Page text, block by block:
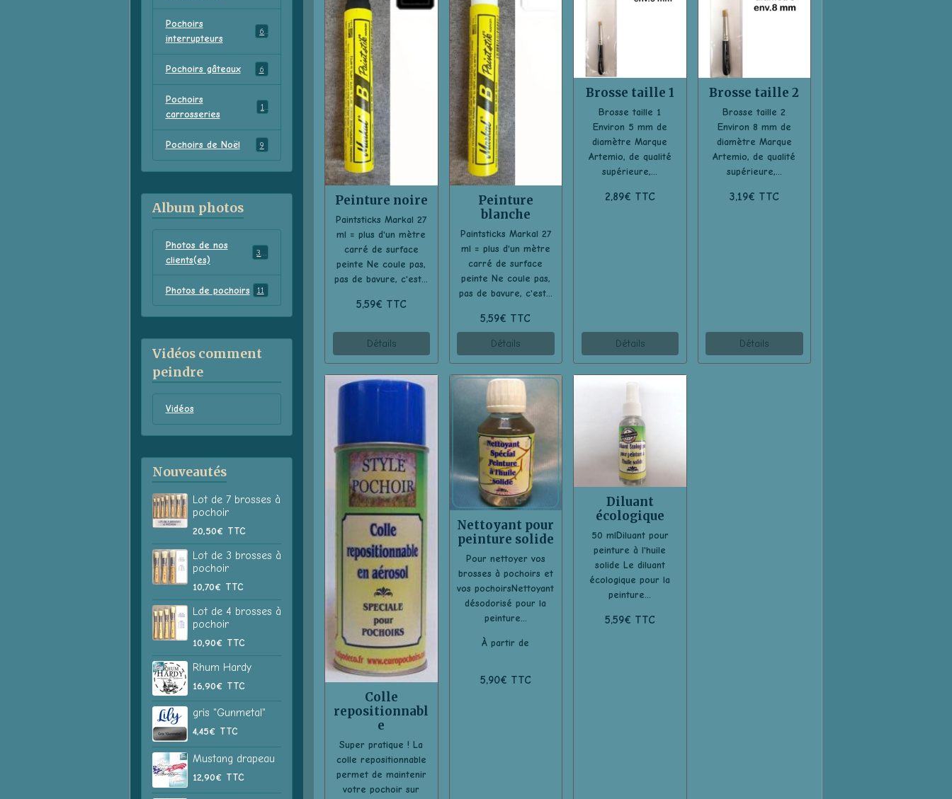
Peinture noire
Paintsticks Markal 27
ml = plus d'un mètre
carré de surface
peinte Ne coule pas,
pas de bavure, c'est...
5,59€ TTC
Détails
Peinture
blanche
Paintsticks Markal 27
ml = plus d'un mètre
carré de surface
peinte Ne coule pas,
pas de bavure, c'est...
5,59€ TTC
Détails
Brosse taille 1
Brosse taille 1
Environ 5 mm de
diamètre Marque
Artemio, de qualité
supérieure,...
2,89€ TTC
Détails
Brosse taille 2
Brosse taille 2
Environ 8 mm de
diamètre Marque
Artemio, de qualité
supérieure,...
3,19€ TTC
Détails
Colle
repositionnabl
e
Super pratique ! La
colle repositionnable
permet de maintenir
votre pochoir sur
Nettoyant pour
peinture solide
Pour nettoyer vos
brosses à pochoirs et
vos pochoirsNettoyant
désodorisé pour la
peinture...
À partir de
5,90€ TTC
Diluant
écologique
50 mlDiluant pour
peinture à l'huile
solide Le diluant
écologique pour la
peinture...
5,59€ TTC
Pochoirs
interrupteurs
6
Pochoirs gâteaux 6
Pochoirs
carrosseries
1
Pochoirs de Noël 9
Album photos
Photos de nos
clients(es)
Photos de pochoirs 11
Vidéos comment
peindre
Vidéos
Nouveautés
Lot de 7 brosses à
pochoir
20,50€ TTC
Lot de 3 brosses à
pochoir
10,70€ TTC
Lot de 4 brosses à
pochoir
10,90€ TTC
Rhum Hardy
16,90€ TTC
gris "Gunmetal"
4,45€ TTC
Mustang drapeau
12,90€ TTC